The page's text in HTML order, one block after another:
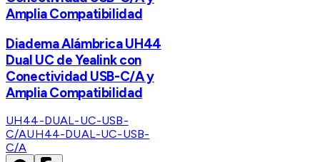
Amplia Compatibilidad
Diadema Alámbrica UH44
Dual UC de Yealink con
Conectividad USB-C/A y
Amplia Compatibilidad
UH44-DUAL-UC-USB-
C/AUH44-DUAL-UC-USB-
C/A